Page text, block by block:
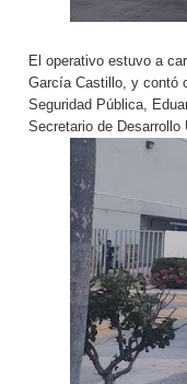
El operativo estuvo a
García Castillo, y contó
Seguridad Pública,
Secretario de